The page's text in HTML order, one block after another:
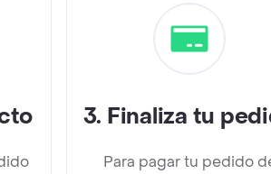
3. Finaliza tu
Para pagar tu pedido